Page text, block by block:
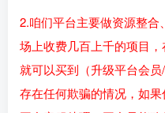
2.咱们平台主要做资源整
场上收费几百上千的项目
就可以买到（升级平台会
存在任何欺骗的情况，如